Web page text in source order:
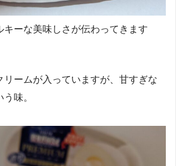
キーな美味しさが伝わってきます
リームが入っていますが、甘すぎな
味。